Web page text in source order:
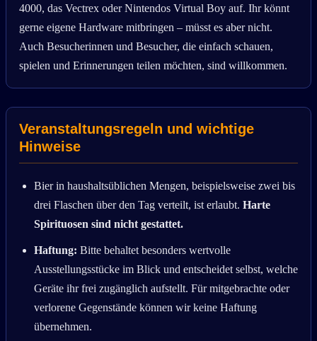
4000, das Vectrex oder Nintendos Virtual Boy auf. Ihr könnt
gerne eigene Hardware mitbringen – müsst es aber nicht.
Auch Besucherinnen und Besucher, die einfach schauen,
spielen und Erinnerungen teilen möchten, sind willkommen.
Veranstaltungsregeln und wichtige
Hinweise
Bier in haushaltsüblichen Mengen, beispielsweise zwei bis
drei Flaschen über den Tag verteilt, ist erlaubt. Harte
Spirituosen sind nicht gestattet.
Haftung: Bitte behaltet besonders wertvolle
Ausstellungsstücke im Blick und entscheidet selbst, welche
Geräte ihr frei zugänglich aufstellt. Für mitgebrachte oder
verlorene Gegenstände können wir keine Haftung
übernehmen.